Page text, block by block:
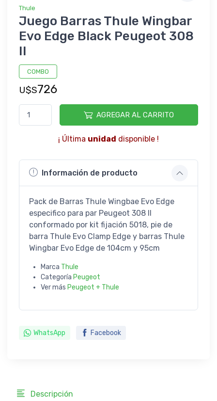
Thule
Juego Barras Thule Wingbar
Evo Edge Black Peugeot 308
II
COMBO
U$S726
AGREGAR AL CARRITO
¡ Última unidad disponible !
Información de producto
Pack de Barras Thule Wingbae Evo Edge
especifico para par Peugeot 308 II
conformado por kit fijación 5018, pie de
barra Thule Evo Clamp Edge y barras Thule
Wingbar Evo Edge de 104cm y 95cm
Marca Thule
Categoría Peugeot
Ver más Peugeot + Thule
WhatsApp Facebook
Descripción